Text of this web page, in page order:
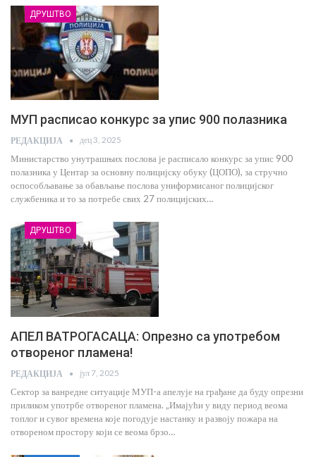
ДРУШТВО
МУП расписао конкурс за упис 900 полазника
РЕДАКЦИЈА дец 3, 2025
Министарство унутрашњих послова је расписало конкурс за упис 900
полазника у Центар за основну полицијску обуку (ЦОПО), за стручно
оспособљавање за обављање послова униформисаног полицијског
службеника и то за потребе свих 27 полицијских…
ДРУШТВО
АПЕЛ ВАТРОГАСАЦА: Опрезно са употребом
отвореног пламена!
РЕДАКЦИЈА јул 7, 2025
Сектор за ванредне ситуације МУП-а апелује на грађане да буду опрезни
приликом употрбе отвореног пламена. „Имајући у виду период веома
топлог и сувог времена које погодује настанку и развоју пожара на
отвореном простору који се веома брзо…